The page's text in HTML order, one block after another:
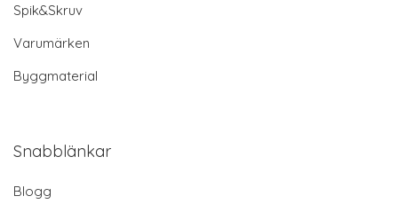
Spik&Skruv
Varumärken
Byggmaterial
Snabblänkar
Blogg